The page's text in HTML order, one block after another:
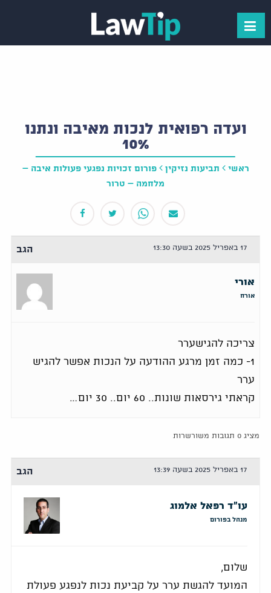
ועדה רפואית לנכות מאיבה ונתנו
10%
ראשי תביעות נזיקין
פורום זכויות נפגעי פעולות איבה –
מלחמה – טרור
17 באפריל 2025 בשעה 13:30 הגב
אורי
אורח
צריכה להגישערר
1- כמה זמן מרגע ההודעה על הנכות אפשר להגיש
ערר
קראתי גירסאות שונות.. 60 יום.. 30 יום…
מציג 0 תגובות משורשרות
17 באפריל 2025 בשעה 13:39 הגב
עו"ד רפאל אלמוג
מנהל בפורום
שלום,
המועד להגשת ערר על קביעת נכות לנפגע פעולת